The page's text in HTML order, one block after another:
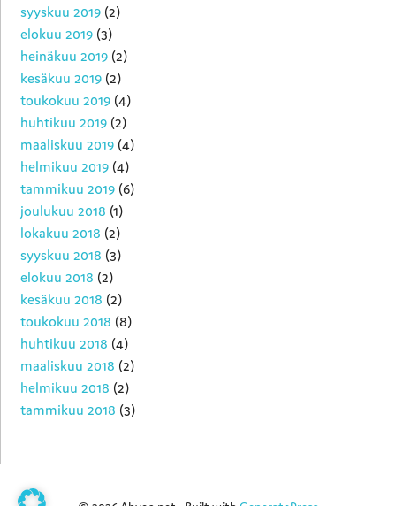
syyskuu 2019 (2)
elokuu 2019 (3)
heinäkuu 2019 (2)
kesäkuu 2019 (2)
toukokuu 2019 (4)
huhtikuu 2019 (2)
maaliskuu 2019 (4)
helmikuu 2019 (4)
tammikuu 2019 (6)
joulukuu 2018 (1)
lokakuu 2018 (2)
syyskuu 2018 (3)
elokuu 2018 (2)
kesäkuu 2018 (2)
toukokuu 2018 (8)
huhtikuu 2018 (4)
maaliskuu 2018 (2)
helmikuu 2018 (2)
tammikuu 2018 (3)